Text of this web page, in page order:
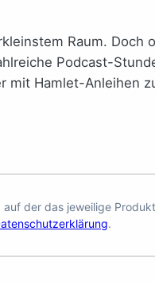
Raum.
Podcast-
Hamlet-Anleihen
der das jeweilige
.